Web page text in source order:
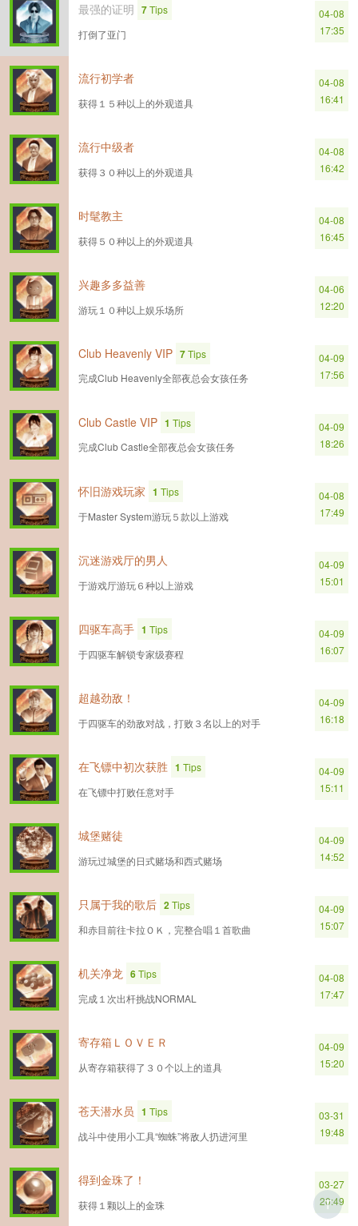
最强的证明 7Tips
打倒了亚门
04-08
17:35
流行初学者
获得１５种以上的外观道具
04-08
16:41
流行中级者
获得３０种以上的外观道具
04-08
16:42
时髦教主
获得５０种以上的外观道具
04-08
16:45
兴趣多多益善
游玩１０种以上娱乐场所
04-06
12:20
Club Heavenly VIP 7Tips
完成Club Heavenly全部夜总会女孩任务
04-09
17:56
Club Castle VIP 1 Tips
完成Club Castle全部夜总会女孩任务
04-09
18:26
怀旧游戏玩家 1 Tips
于Master System游玩５款以上游戏
04-08
17:49
沉迷游戏厅的男人
于游戏厅游玩６种以上游戏
04-09
15:01
四驱车高手 1 Tips
于四驱车解锁专家级赛程
04-09
16:07
超越劲敌！
于四驱车的劲敌对战，打败３名以上的对手
04-09
16:18
在飞镖中初次获胜 1 Tips
在飞镖中打败任意对手
04-09
15:11
城堡赌徒
游玩过城堡的日式赌场和西式赌场
04-09
14:52
只属于我的歌后 2Tips
和赤目前往卡拉ＯＫ，完整合唱１首歌曲
04-09
15:07
机关净龙 6Tips
完成１次出杆挑战NORMAL
04-08
17:47
寄存箱ＬＯＶＥＲ
从寄存箱获得了３０个以上的道具
04-09
15:20
苍天潜水员 1 Tips
战斗中使用小工具“蜘蛛”将敌人扔进河里
03-31
19:48
得到金珠了！
获得１颗以上的金珠
03-27
20:49
T